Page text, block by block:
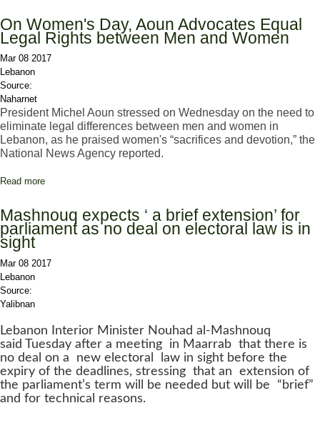
On Women's Day, Aoun Advocates Equal
Legal Rights between Men and Women
Mar 08 2017
Lebanon
Source:
Naharnet
President Michel Aoun stressed on Wednesday on the need to
eliminate legal differences between men and women in
Lebanon, as he praised women's “sacrifices and devotion,” the
National News Agency reported.
Read more
Mashnouq expects ‘ a brief extension’ for
parliament as no deal on electoral law is in
sight
Mar 08 2017
Lebanon
Source:
Yalibnan
Lebanon Interior Minister Nouhad al-Mashnouq
said Tuesday after a meeting in Maarrab that there is
no deal on a new electoral law in sight before the
expiry of the deadlines, stressing that an extension of
the parliament’s term will be needed but will be “brief”
and for technical reasons.